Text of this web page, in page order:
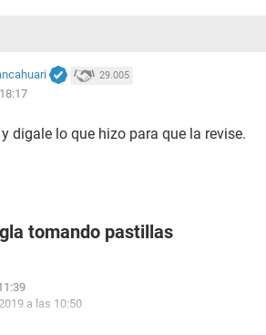
29.005
digale lo que hizo para que la revise.
tomando pastillas
a las 10:50